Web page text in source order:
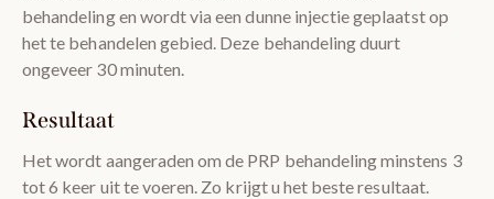
behandeling en wordt via een dunne injectie geplaatst op
het te behandelen gebied. Deze behandeling duurt
ongeveer 30 minuten.
Resultaat
Het wordt aangeraden om de PRP behandeling minstens 3
tot 6 keer uit te voeren. Zo krijgt u het beste resultaat.